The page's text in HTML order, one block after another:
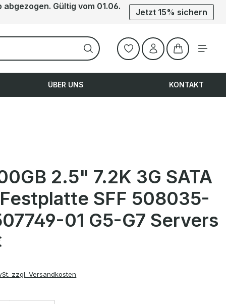
Gültig vom 01.06.
Jetzt 15% sichern
Warenkorb
ÜBER UNS KONTAKT
2.5" 7.2K 3G SATA
SFF 508035-
01 G5-G7 Servers
zzgl. Versandkosten